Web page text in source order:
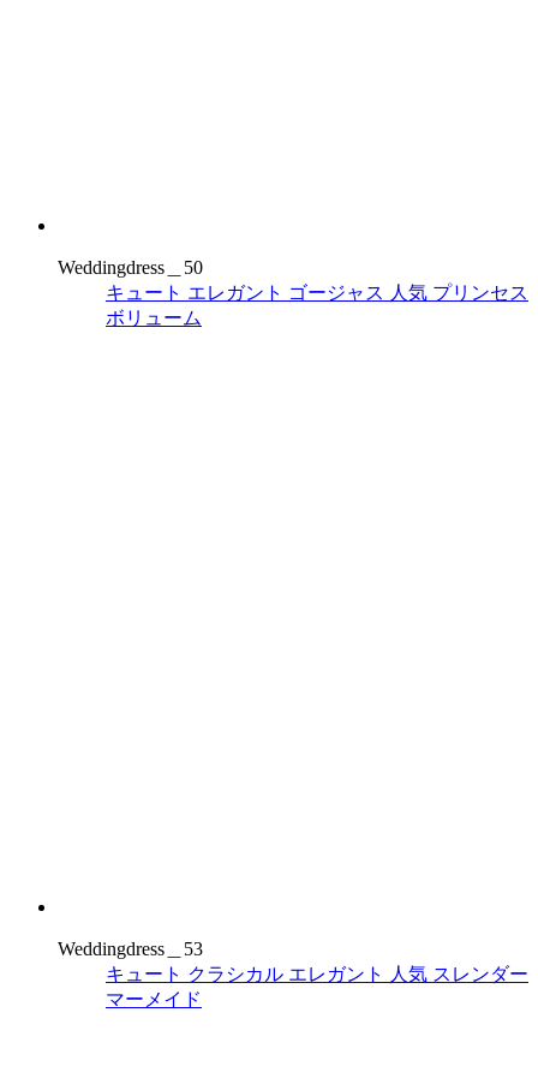
Weddingdress＿50
キュート エレガント ゴージャス 人気 プリンセス
ボリューム
Weddingdress＿53
キュート クラシカル エレガント 人気 スレンダー
マーメイド